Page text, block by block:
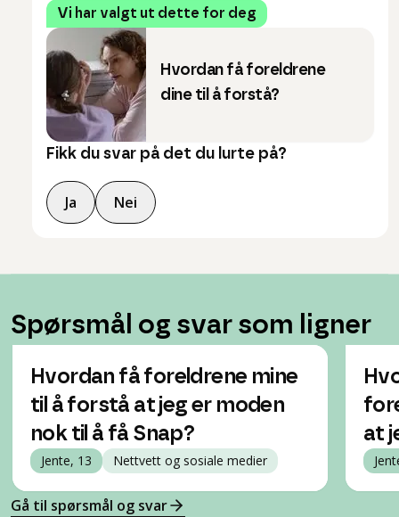
Vi har valgt ut dette for deg
Hvordan få foreldrene
dine til å forstå?
Fikk du svar på det du lurte på?
Ja Nei
Spørsmål og svar som ligner
Hvordan få foreldrene mine
til å forstå at jeg er moden
nok til å få Snap?
Jente, 13 Nettvett og sosiale medier
at
Gå til spørsmål og svar